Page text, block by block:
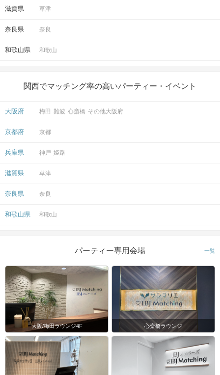
ぜひ、2次会へ♡
もう一度水族館に行ったり、
ご参加の皆さまに気持ちよく参加していただくためにも、
今後IBJサービスの利用をご遠慮いただくことがございますので、
アクセス
注意事項
時間
15分前より受付開始。2時間を予定し
ております。
人数
10対10程度で進行予定。（最少開催人
数：5対5）
※募集締め切り以降のキャンセルによ
っては
男女差が変動する場合がございます。
滋賀県 草津
奈良県 奈良
和歌山県 和歌山
関西でマッチング率の高いパーティー・イベント
大阪府 梅田 難波 心斎橋 その他大阪府
京都府 京都
兵庫県 神戸 姫路
滋賀県 草津
奈良県 奈良
和歌山県 和歌山
パーティー専用会場 一覧
大阪/梅田ラウンジ4F 心斎橋ラウンジ